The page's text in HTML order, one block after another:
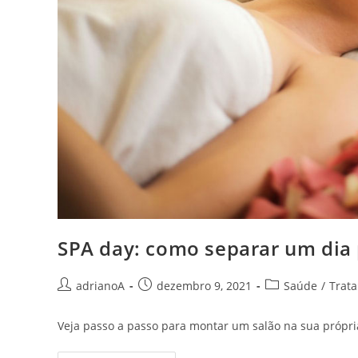
SPA day: como separar um
Autor
post:
adrianoA
Postdezembro 9, 2021
Categoria
post:
Saúde /
Veja passo a passo para montar um salão na sua